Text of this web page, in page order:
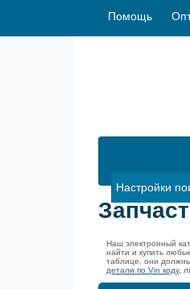
Помощь
Настройки
Наш электронный
найти и купить
таблице, они должны
детали по Vin коду,